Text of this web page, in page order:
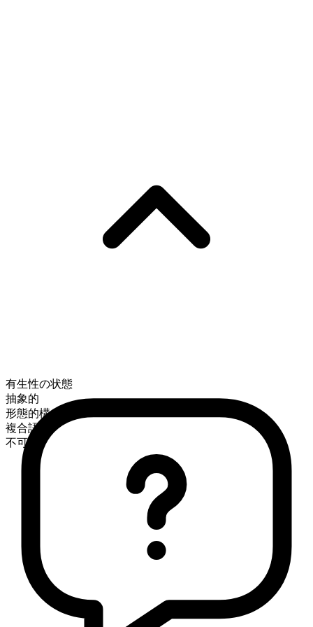
有生性の状態
抽象的
形態的構成
複合語
不可算